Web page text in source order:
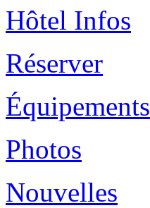
Hôtel Infos
Réserver
Équipements
Photos
Nouvelles